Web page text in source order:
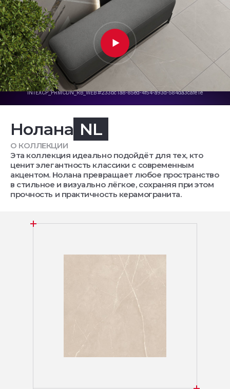
Нолана NL
О КОЛЛЕКЦИИ
Эта коллекция идеально подойдёт для тех, кто
ценит элегантность классики с современным
акцентом. Нолана превращает любое пространство
в стильное и визуально лёгкое, сохраняя при этом
прочность и практичность керамогранита.